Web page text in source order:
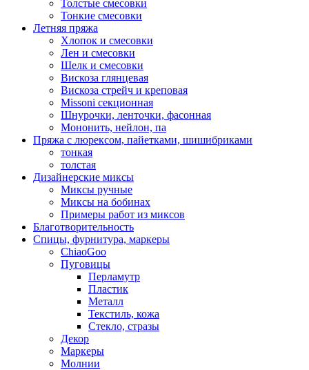
Толстые смесовки
Тонкие смесовки
Летняя пряжа
Хлопок и смесовки
Лен и смесовки
Шелк и смесовки
Вискоза глянцевая
Вискоза стрейч и креповая
Missoni секционная
Шнурочки, ленточки, фасонная
Мононить, нейлон, па
Пряжа с люрексом, пайетками, шишибриками
тонкая
толстая
Дизайнерские миксы
Миксы ручные
Миксы на бобинах
Примеры работ из миксов
Благотворительность
Спицы, фурнитура, маркеры
ChiaoGoo
Пуговицы
Перламутр
Пластик
Металл
Текстиль, кожа
Стекло, стразы
Декор
Маркеры
Молнии